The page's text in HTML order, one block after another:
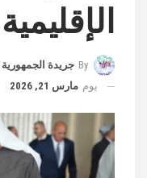
الإقليمية
By جريدة الجمهورية
يوم مارس 21, 2026